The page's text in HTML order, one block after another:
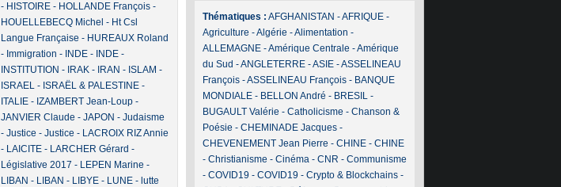
- HISTOIRE- HOLLANDE François-
HOUELLEBECQ Michel - Ht Csl
Langue Française - HUREAUX Roland
- Immigration - INDE- INDE-
INSTITUTION - IRAK- IRAN - ISLAM -
ISRAEL- ISRAËL & PALESTINE-
ITALIE- IZAMBERT Jean-Loup-
JANVIER Claude - JAPON - Judaisme
- Justice - Justice - LACROIX RIZ Annie
- LAICITE- LARCHER Gérard -
Législative 2017 - LEPEN Marine -
LIBAN - LIBAN - LIBYE- LUNE- lutte
Thématiques : AFGHANISTAN -AFRIQUE-
Agriculture -Algérie -Alimentation -
ALLEMAGNE-Amérique Centrale -Amérique
du Sud -ANGLETERRE-ASIE-ASSELINEAU
François-ASSELINEAU François- BANQUE
MONDIALE- BELLON André - BRESIL-
BUGAULT Valérie - Catholicisme - Chanson &
Poésie - CHEMINADE Jacques-
CHEVENEMENT Jean Pierre - CHINE- CHINE
- Christianisme - Cinéma- CNR - Communisme
- COVID19 - COVID19 - Crypto & Blockchains-